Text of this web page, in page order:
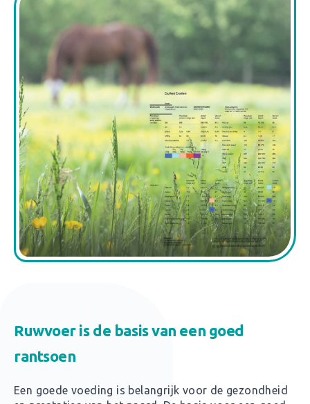
Ruwvoer is de basis van een goed
rantsoen
Een goede voeding is belangrijk voor de gezondheid